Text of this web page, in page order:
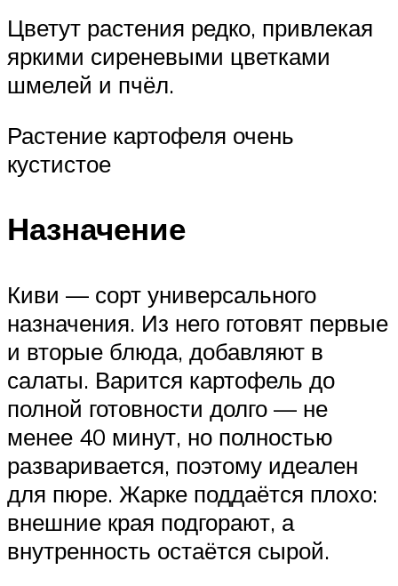
Цветут растения редко, привлекая
яркими сиреневыми цветками
шмелей и пчёл.
Растение картофеля очень
кустистое
Назначение
Киви — сорт универсального
назначения. Из него готовят первые
и вторые блюда, добавляют в
салаты. Варится картофель до
полной готовности долго — не
менее 40 минут, но полностью
разваривается, поэтому идеален
для пюре. Жарке поддаётся плохо:
внешние края подгорают, а
внутренность остаётся сырой.